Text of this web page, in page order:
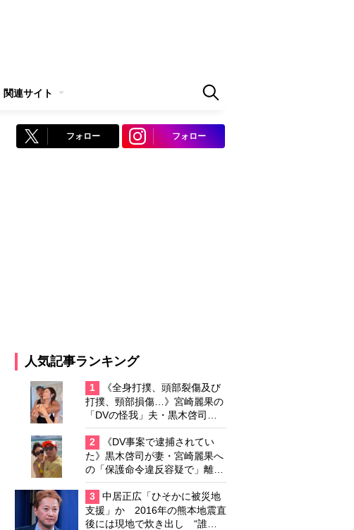
関連サイト
フォロー フォロー
人気記事ランキング
1
《全身打撲、頭部裂傷及び
打撲、頸部損傷…》宮崎麗果の
「DVの怪我」夫・黒木啓司の
逮捕で始まる「夫婦の闘争」
2
《DV事案で逮捕されてい
た》黒木啓司が妻・宮崎麗果へ
の「保護命令違反容疑で」離婚
協議は「第二ステージ」へ
3
中居正広「ひそかに被災地
支援」か 2016年の熊本地震直
後には現地で炊き出し “誰に